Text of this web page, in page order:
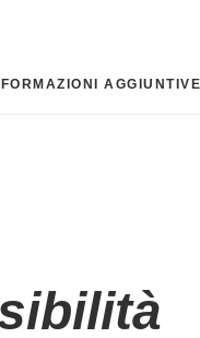
AGGIUNTIVE